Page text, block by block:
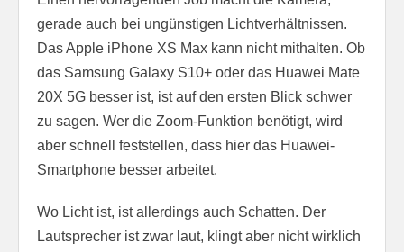
gerade auch bei ungünstigen Lichtverhältnissen.
Das Apple iPhone XS Max kann nicht mithalten. Ob
das Samsung Galaxy S10+ oder das Huawei Mate
20X 5G besser ist, ist auf den ersten Blick schwer
zu sagen. Wer die Zoom-Funktion benötigt, wird
aber schnell feststellen, dass hier das Huawei-
Smartphone besser arbeitet.
Wo Licht ist, ist allerdings auch Schatten. Der
Lautsprecher ist zwar laut, klingt aber nicht wirklich